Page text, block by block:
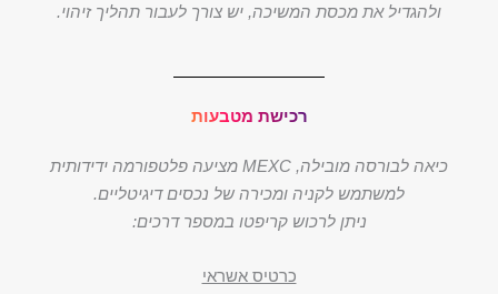
ולהגדיל את מכסת המשיכה, יש צורך לעבור תהליך זיהוי.
רכישת מטבעות
כיאה לבורסה מובילה, MEXC מציעה פלטפורמה ידידותית
למשתמש לקניה ומכירה של נכסים דיגיטליים.
ניתן לרכוש קריפטו במספר דרכים:
כרטיס אשראי